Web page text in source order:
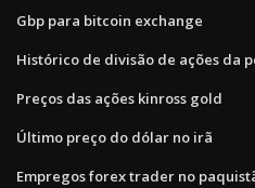
Gbp para bitcoin exchange
Histórico de divisão de ações da
Preços das ações kinross gold
Último preço do dólar no irã
Empregos forex trader no